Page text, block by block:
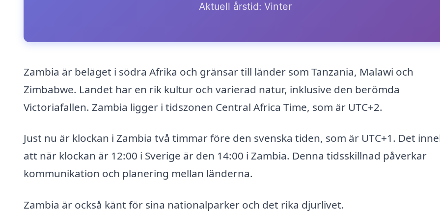
Aktuell årstid: Vinter
Zambia är beläget i södra Afrika och gränsar till länder som Tanzania, Malawi och
Zimbabwe. Landet har en rik kultur och varierad natur, inklusive den berömda
Victoriafallen. Zambia ligger i tidszonen Central Africa Time, som är UTC+2.
Just nu är klockan i Zambia två timmar före den svenska tiden, som är UTC+1. Det
att när klockan är 12:00 i Sverige är den 14:00 i Zambia. Denna tidsskillnad påverkar
kommunikation och planering mellan länderna.
Zambia är också känt för sina nationalparker och det rika djurlivet.